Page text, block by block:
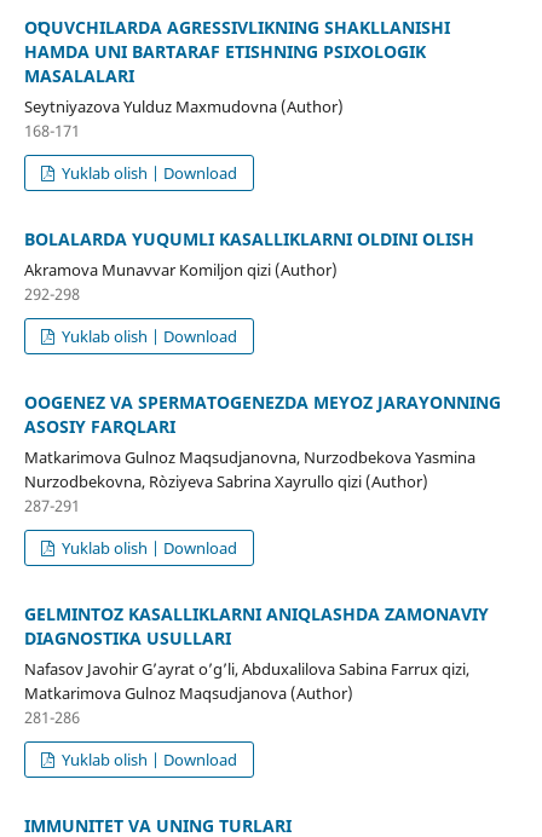
OʻQUVCHILARDA AGRESSIVLIKNING SHAKLLANISHI
HAMDA UNI BARTARAF ETISHNING PSIXOLOGIK
MASALALARI
Seytniyazova Yulduz Maxmudovna (Author)
168-171
Yuklab olish | Download
BOLALARDA YUQUMLI KASALLIKLARNI OLDINI OLISH
Akramova Munavvar Komiljon qizi (Author)
292-298
Yuklab olish | Download
OOGENEZ VA SPERMATOGENEZDA MEYOZ JARAYONNING
ASOSIY FARQLARI
Matkarimova Gulnoz Maqsudjanovna, Nurzodbekova Yasmina
Nurzodbekovna, Ròziyeva Sabrina Xayrullo qizi (Author)
287-291
Yuklab olish | Download
GELMINTOZ KASALLIKLARNI ANIQLASHDA ZAMONAVIY
DIAGNOSTIKA USULLARI
Nafasov Javohir G’ayrat o’g’li, Abduxalilova Sabina Farrux qizi,
Matkarimova Gulnoz Maqsudjanova (Author)
281-286
Yuklab olish | Download
IMMUNITET VA UNING TURLARI